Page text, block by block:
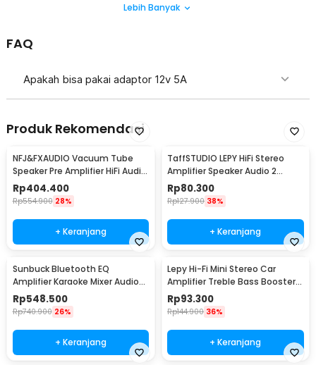
Lebih Banyak
FAQ
Apakah bisa pakai adaptor 12v 5A
Produk Rekomendasi
NFJ&FXAUDIO Vacuum Tube
Speaker Pre Amplifier HiFi Audio
12V Low Noise - TUBE-03
Rp404.400
Rp554.900 28%
+ Keranjang
TaffSTUDIO LEPY HiFi Stereo
Amplifier Speaker Audio 2
Channel 20W - HY-2001
Rp80.300
Rp127.900 38%
+ Keranjang
Sunbuck Bluetooth EQ
Amplifier Karaoke Mixer Audio
FM - AV-MP326BT
Rp548.500
Rp740.900 26%
+ Keranjang
Lepy Hi-Fi Mini Stereo Car
Amplifier Treble Bass Booster -
AK-170
Rp93.300
Rp144.900 36%
+ Keranjang